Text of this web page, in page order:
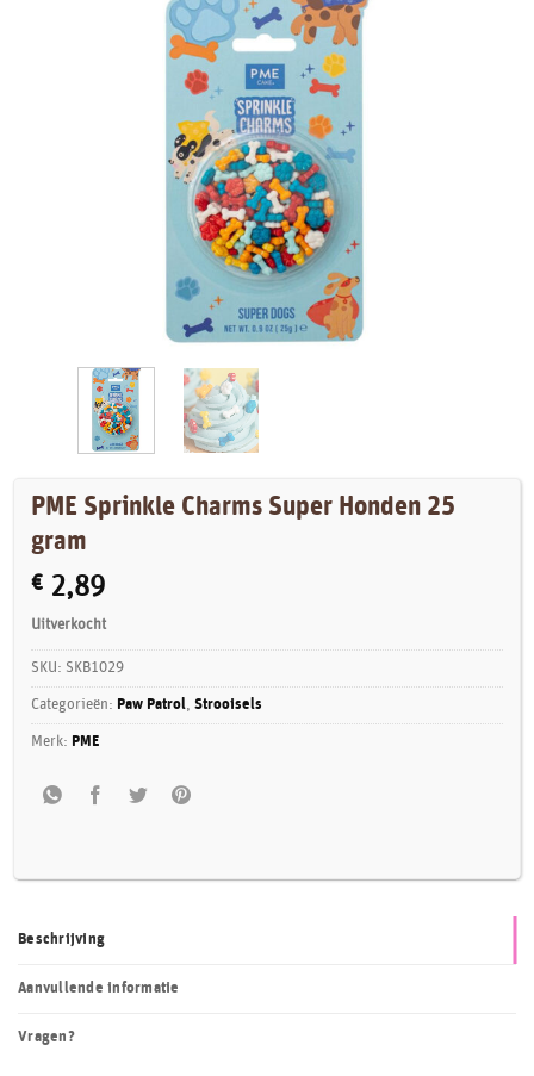
PME Sprinkle Charms Super Honden 25
gram
€ 2,89
Uitverkocht
SKU: SKB1029
Categorieën: Paw Patrol,Strooisels
Merk: PME
Beschrijving
Aanvullende informatie
Vragen?